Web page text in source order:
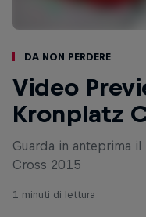
Da non perdere
Video
Kronplatz
Guarda in anteprima
Cross 2015
1 minuti di lettura